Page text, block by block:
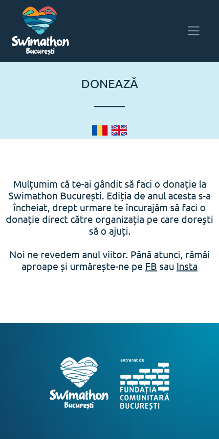
DONEAZĂ
Mulțumim că te-ai gândit să faci o donație la
Swimathon București. Ediția de anul acesta s-a
încheiat, drept urmare te încurajăm să faci o
donație direct către organizația pe care dorești
să o ajuți.
Noi ne revedem anul viitor. Până atunci, rămâi
aproape și urmărește-ne pe FB sau Insta